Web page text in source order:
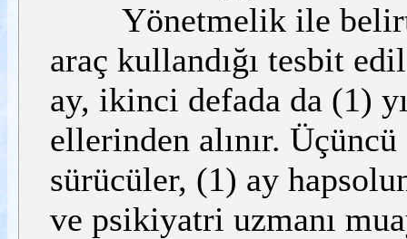
Yönetmelik ile
araç kullandığı tesbit
ay, ikinci defada da (1)
ellerinden alınır.
sürücüler, (1) ay
ve psikiyatri uzmanı